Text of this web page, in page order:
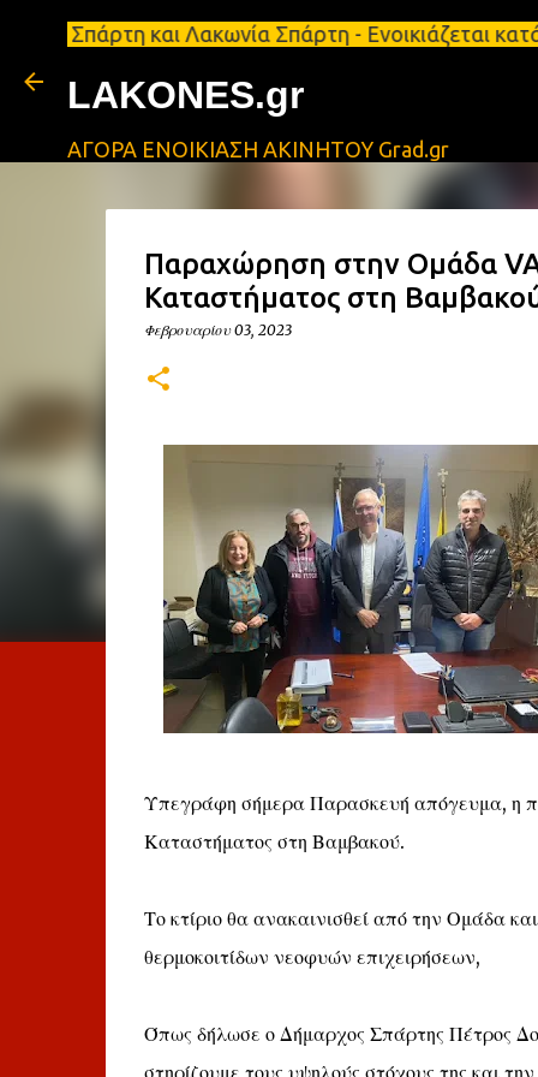
και Λακωνία Σπάρτη - Ενοικιάζεται
LAKONES.gr
ΑΓΟΡΑ ΕΝΟΙΚΙΑΣΗ ΑΚΙΝΗΤΟΥ Grad.gr
Παραχώρηση στην Ομάδα
Καταστήματος στη
Φεβρουαρίου 03, 2023
Υπεγράφη σήμερα Παρασκευή απόγευμα, η
Καταστήματος στη Βαμβακού.
Το κτίριο θα ανακαινισθεί από την Ομάδα
θερμοκοιτίδων νεοφυών επιχειρήσεων,
Όπως δήλωσε ο Δήμαρχος Σπάρτης Πέτρος
στηρίζουμε τους υψηλούς στόχους της και